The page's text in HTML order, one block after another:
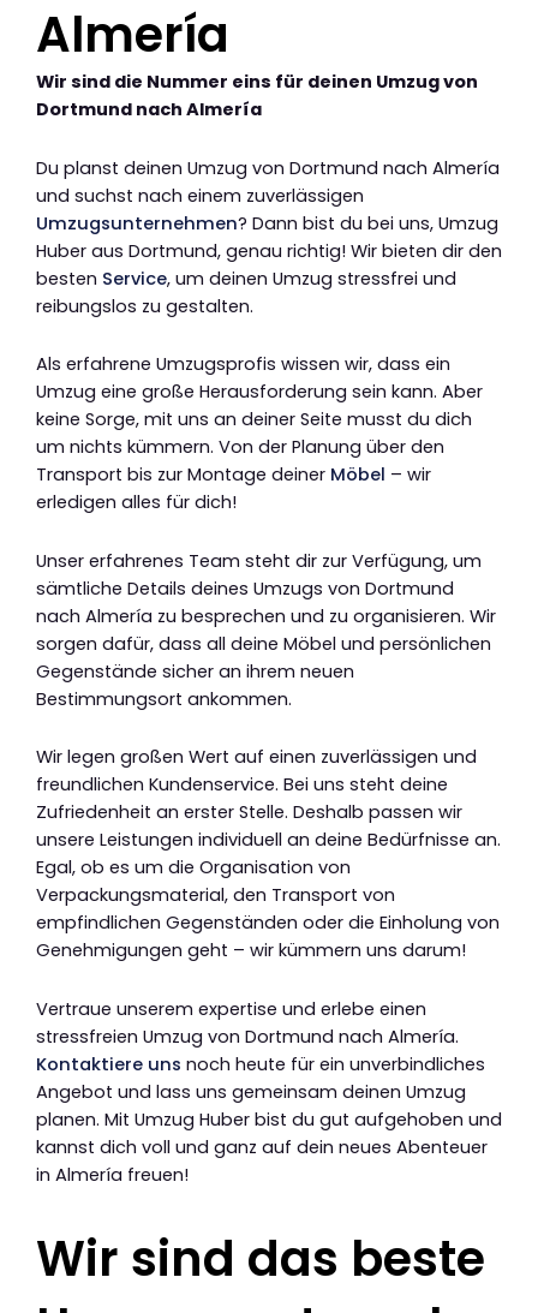
Almería
Wir sind die Nummer eins für deinen Umzug von
Dortmund nach Almería
Du planst deinen Umzug von Dortmund nach Almería
und suchst nach einem zuverlässigen
Umzugsunternehmen? Dann bist du bei uns, Umzug
Huber aus Dortmund, genau richtig! Wir bieten dir den
besten Service, um deinen Umzug stressfrei und
reibungslos zu gestalten.
Als erfahrene Umzugsprofis wissen wir, dass ein
Umzug eine große Herausforderung sein kann. Aber
keine Sorge, mit uns an deiner Seite musst du dich
um nichts kümmern. Von der Planung über den
Transport bis zur Montage deiner Möbel – wir
erledigen alles für dich!
Unser erfahrenes Team steht dir zur Verfügung, um
sämtliche Details deines Umzugs von Dortmund
nach Almería zu besprechen und zu organisieren. Wir
sorgen dafür, dass all deine Möbel und persönlichen
Gegenstände sicher an ihrem neuen
Bestimmungsort ankommen.
Wir legen großen Wert auf einen zuverlässigen und
freundlichen Kundenservice. Bei uns steht deine
Zufriedenheit an erster Stelle. Deshalb passen wir
unsere Leistungen individuell an deine Bedürfnisse an.
Egal, ob es um die Organisation von
Verpackungsmaterial, den Transport von
empfindlichen Gegenständen oder die Einholung von
Genehmigungen geht – wir kümmern uns darum!
Vertraue unserem expertise und erlebe einen
stressfreien Umzug von Dortmund nach Almería.
Kontaktiere uns noch heute für ein unverbindliches
Angebot und lass uns gemeinsam deinen Umzug
planen. Mit Umzug Huber bist du gut aufgehoben und
kannst dich voll und ganz auf dein neues Abenteuer
in Almería freuen!
Wir sind das beste